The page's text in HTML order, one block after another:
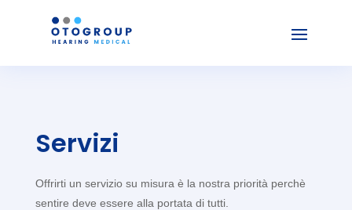
Servizi
Offrirti un servizio su misura è la nostra priorità perchè
sentire deve essere alla portata di tutti.